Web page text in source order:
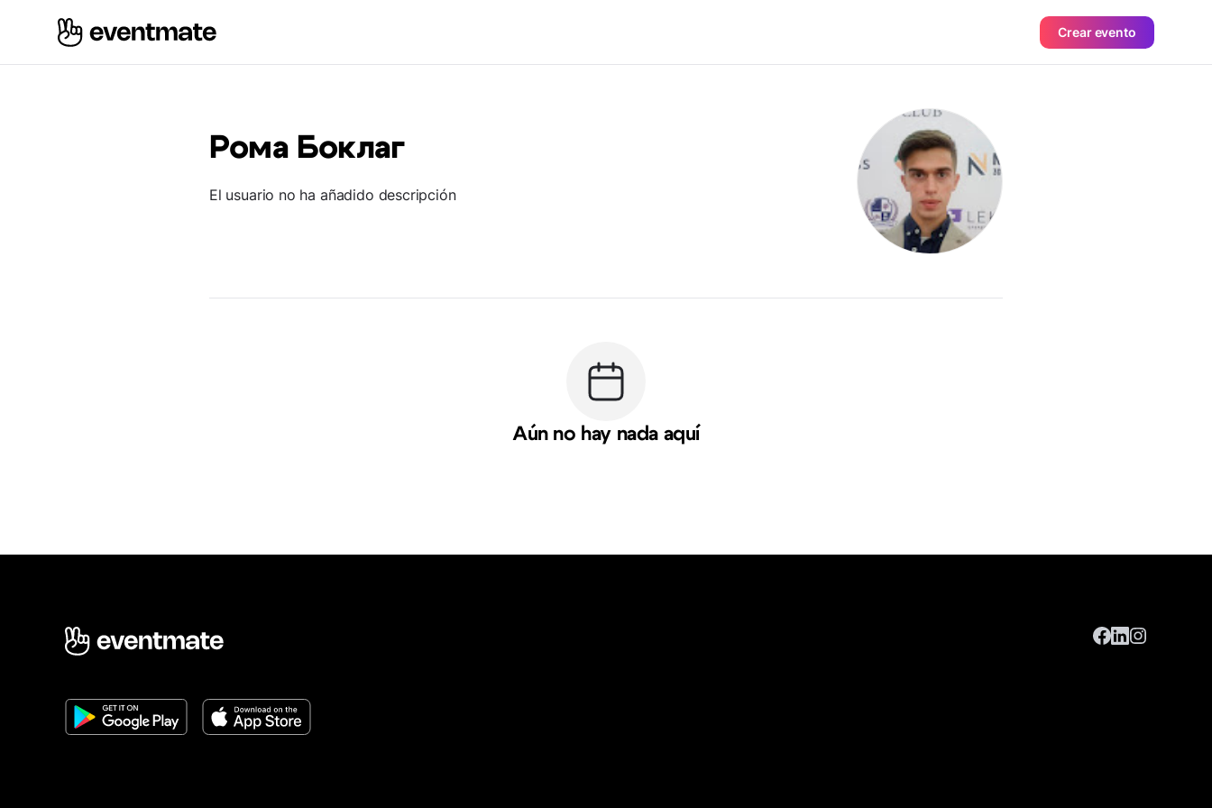
Crear evento
Рома Боклаг
El usuario no ha añadido descripción
Aún no hay nada aquí